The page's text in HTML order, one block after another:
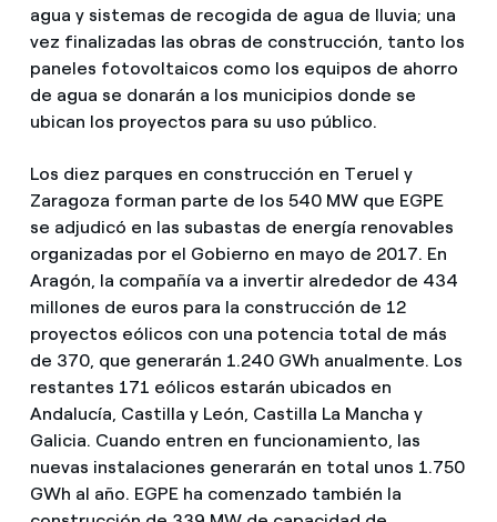
agua y sistemas de recogida de agua de lluvia; una
vez finalizadas las obras de construcción, tanto los
paneles fotovoltaicos como los equipos de ahorro
de agua se donarán a los municipios donde se
ubican los proyectos para su uso público.
Los diez parques en construcción en Teruel y
Zaragoza forman parte de los 540 MW que EGPE
se adjudicó en las subastas de energía renovables
organizadas por el Gobierno en mayo de 2017. En
Aragón, la compañía va a invertir alrededor de 434
millones de euros para la construcción de 12
proyectos eólicos con una potencia total de más
de 370, que generarán 1.240 GWh anualmente. Los
restantes 171 eólicos estarán ubicados en
Andalucía, Castilla y León, Castilla La Mancha y
Galicia. Cuando entren en funcionamiento, las
nuevas instalaciones generarán en total unos 1.750
GWh al año. EGPE ha comenzado también la